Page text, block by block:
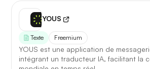
YOUS
Texte Freemium
YOUS est une application de
intégrant un traducteur IA, facilitant la